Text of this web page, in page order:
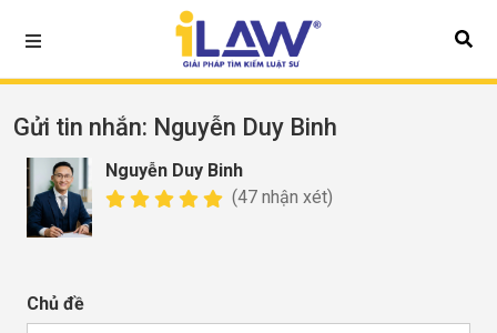
Gửi tin nhắn: Nguyễn Duy Binh
Nguyễn Duy Binh
(47 nhận xét)
Chủ đề